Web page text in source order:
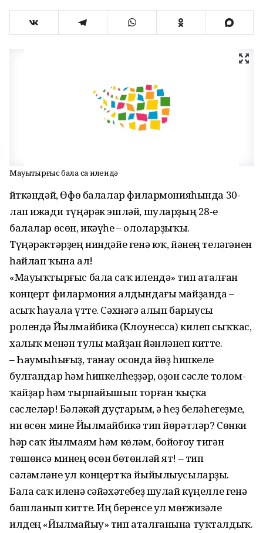
Мауыҡтырғыс бала саҡ илендә
Әйткәндәй, Өфө балалар филармонияһында 30-
лап ижади түңәрәк эшләй, шуларҙың 28-е
балалар өсөн, икәүһе – ололар­ҙыҡы.
Түңәрәктәрҙең ниндәйе генә юҡ, йәнең теләгәнен
һайлап ҡына ал!
«Мауыҡтыр­ғыс бала саҡ илендә» тип аталған
концерт филармония алдындағы май­ҙанда –
асыҡ һауала үтте. Сәхнәгә алып барыусы
ролендә Йылмайбикә (Клоунесса) килеп сыҡҡас,
халыҡ менән тулы май­ҙан йәнләнеп китте.
– Һаумыһығыҙ, танау осонда йөҙ һипкеле
булғандар һәм һипкелһеҙҙәр, оҙон сәсле толом­
ҡайҙар һәм тырпайышып торған ҡыҫҡа
сәслеләр! Бәләкәй дуҫтарым, ә һеҙ беләһегеҙме,
ни өсөн мине Йылмайбикә тип йөрәтләр? Сөнки
һәр саҡ йылмаям һәм көләм, бойоғоу тигән
төшөнсә минең өсөн бөтөнләй ят! – тип
сәләмләне ул концерт­ҡа йыйылыусыларҙы.
Бала саҡ иленә сәйәхәтебеҙ шулай күңелле генә
башланып китте. Иң беренсе ул мөғжизәле
илдең «Йылмайыу» тип аталғанына туҡталдыҡ.